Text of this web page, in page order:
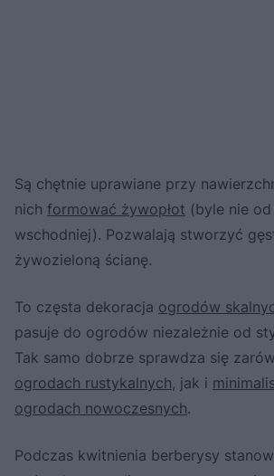
Są chętnie uprawiane przy
nich formować żywopłot (byle nie
wschodniej). Pozwalają stworzyć
żywozieloną ścianę.
To częsta dekoracja ogrodów
pasuje do ogrodów niezależnie od
Tak samo dobrze sprawdza się
ogrodach rustykalnych, jak i
ogrodach nowoczesnych.
Podczas kwitnienia berberysy